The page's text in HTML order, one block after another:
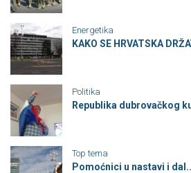
Energetika
KAKO SE HRVATSKA
Politika
Republika dubrovačkog
Top tema
Pomoćnici u nastavi i